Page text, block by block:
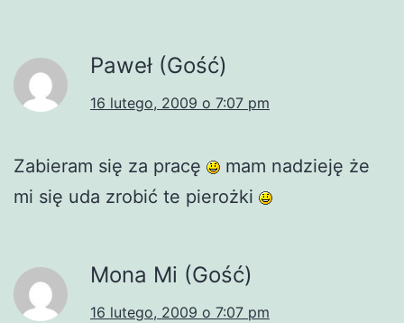
Paweł (Gość)
16 lutego, 2009 o 7:07 pm
Zabieram się za pracę
mam nadzieję że
mi się uda zrobić te pierożki
Mona Mi (Gość)
16 lutego, 2009 o 7:07 pm